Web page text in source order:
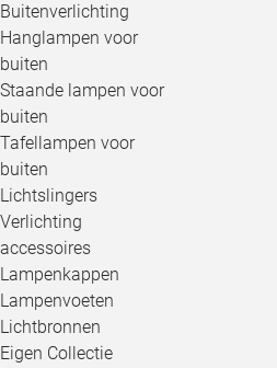
Buitenverlichting
Hanglampen voor
buiten
Staande lampen voor
buiten
Tafellampen voor
buiten
Lichtslingers
Verlichting
accessoires
Lampenkappen
Lampenvoeten
Lichtbronnen
Eigen Collectie